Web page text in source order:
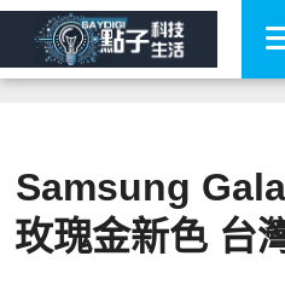
Samsung
玫瑰金新色 台